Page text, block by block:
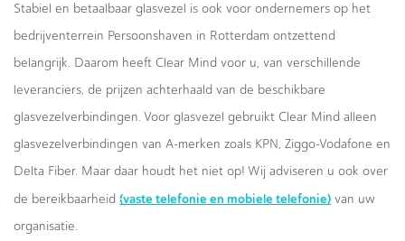
Stabiel en betaalbaar glasvezel is ook voor ondernemers op het
bedrijventerrein Persoonshaven in Rotterdam ontzettend
belangrijk. Daarom heeft Clear Mind voor u, van verschillende
leveranciers, de prijzen achterhaald van de beschikbare
glasvezelverbindingen. Voor glasvezel gebruikt Clear Mind alleen
glasvezelverbindingen van A-merken zoals KPN, Ziggo-Vodafone en
Delta Fiber. Maar daar houdt het niet op! Wij adviseren u ook over
de bereikbaarheid (vaste telefonie en mobiele telefonie) van uw
organisatie.